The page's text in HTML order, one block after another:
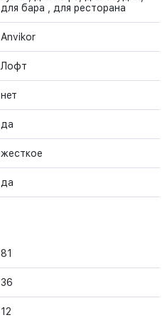
для бара , для ресторана
Anvikor
Лофт
нет
да
жесткое
да
81
36
12